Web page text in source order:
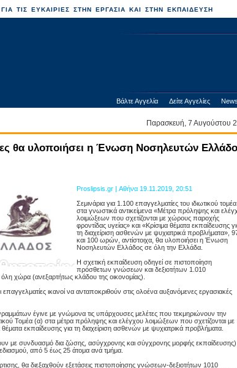
ΤΙΣ ΕΥΚΑΙΡΙΕΣ ΣΤΗΝ ΕΡΓΑΣΙΑ ΚΑΙ ΣΤΗΝ ΕΚΠΑΙΔΕΥΣΗ
Βάλτε Αγγελία Δείτε Αγγελίες
Παρασκευή, 7
θα υλοποιήσει η Ένωση Νοσηλευτών
Proslipsis.gr | Αθήνα 19.11.2019, 20:51
Σεμινάρια για 1.100 επαγγελματίες του ιδιωτικού τομέα
στα γνωστικά αντικείμενα «Μέτρα πρόληψης και
λοιμώξεων που σχετίζονται με χώρους παροχής
φροντίδας υγείας» και «Κρίσιμα θέματα εκπαίδευσης
τη διαχείριση ασθενών με ψυχιατρικά προβλήματα»,
και 100 ωρών, αντίστοιχα, θα υλοποιήσει η Ένωση
Νοσηλευτών Ελλάδος σε όλη την Ελλάδα.
Η σχετική εκπαίδευση οδηγεί σε πιστοποίηση
πρόσθετων γνώσεων και δεξιοτήτων 1.010
όλη χώρα (ανεξαρτήτως κλάδου της οικονομίας).
ικανοί να ανταποκριθούν στις ολοένα αυξανόμενες εργασιακές
έγινε με γνώμονα τις υπάρχουσες μελέτες που τεκμηριώνουν την
Τομέα (α) στα μέτρα πρόληψης και ελέγχου λοιμώξεων που σχετίζονται με
εκπαίδευσης για τη διαχείριση ασθενών με ψυχιατρικά προβλήματα.
με συνδυασμό δια ζώσης, ασύγχρονης και σύγχρονης μορφής
από 5 έως 25 άτομα ανά τμήμα.
θα διεξαχθούν εξετάσεις πιστοποίησης γνώσεων-δεξιοτήτων 1010